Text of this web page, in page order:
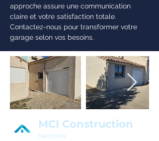
approche assure une communication
claire et votre satisfaction totale.
Contactez-nous pour transformer votre
garage selon vos besoins.
MCI Construction
Narbonne